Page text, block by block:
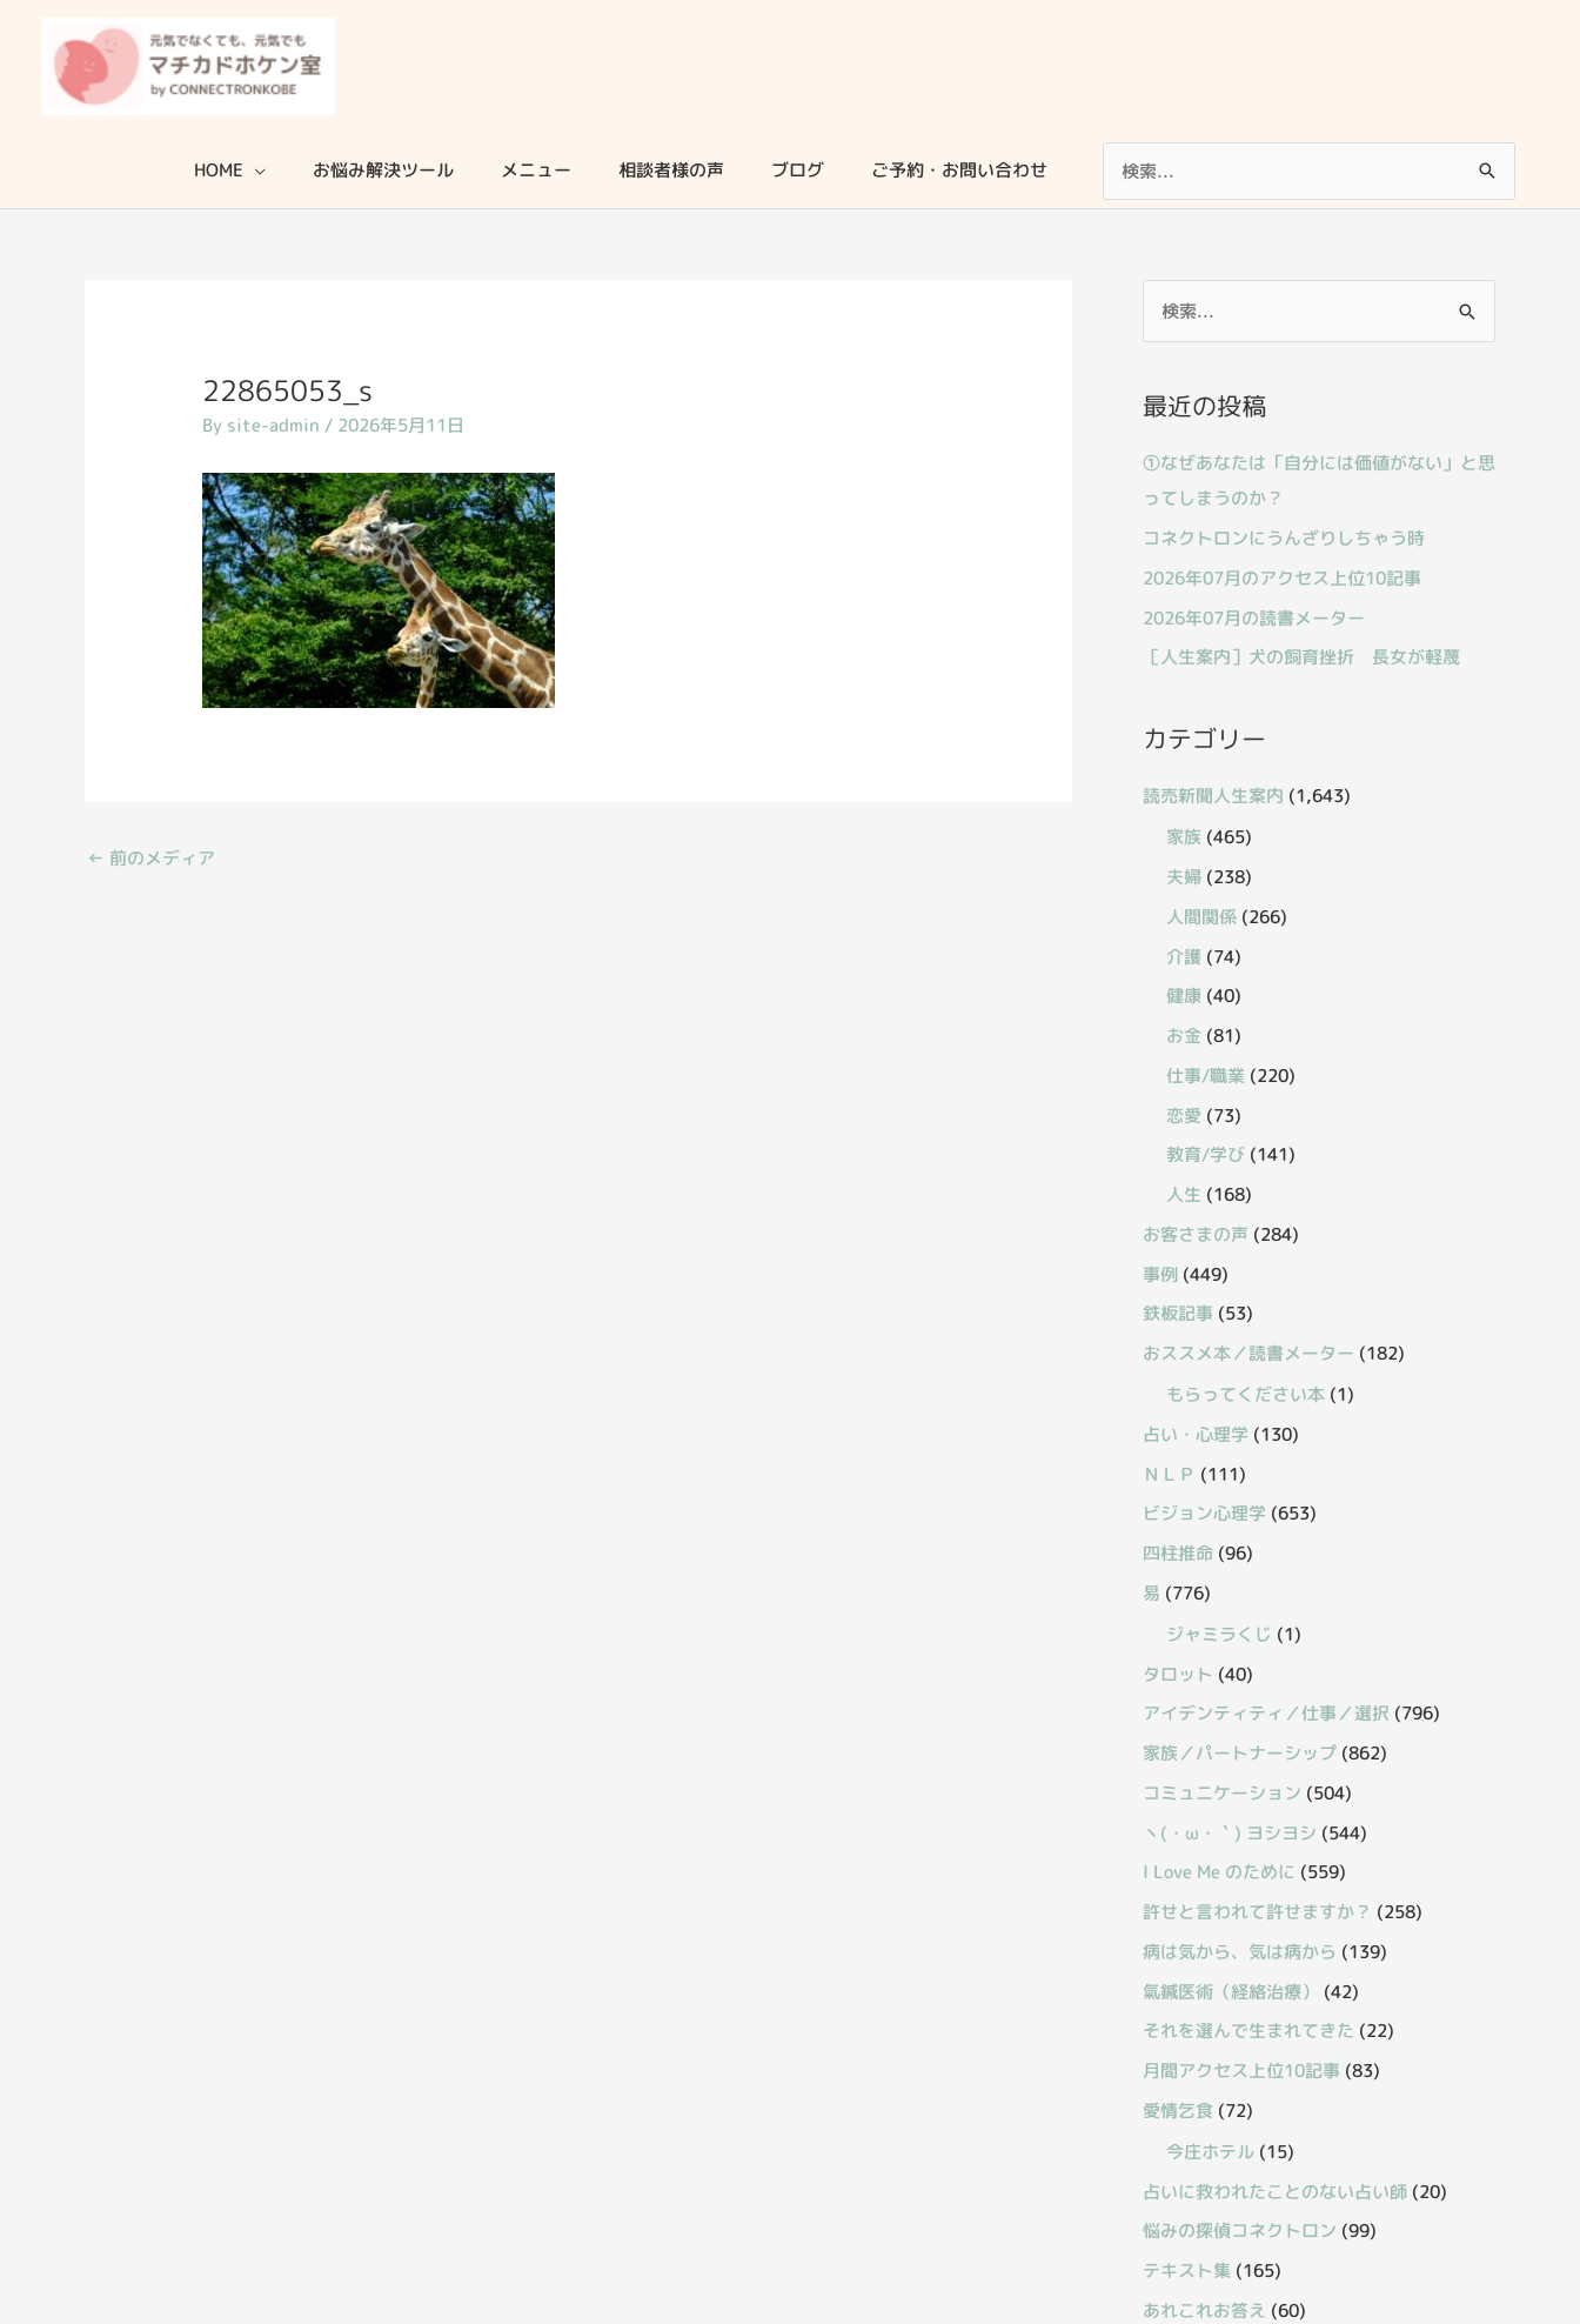
プ
HOME お悩み解決ツール メニュー 相談者様の声 ブログ ご予約・お問い合わせ
索
22865053_s
By site-admin / 2026年5月11日
← 前のメディア
索
象
:
最近の投稿
①なぜあなたは「自分には価値がない」と思
ってしまうのか？
コネクトロンにうんざりしちゃう時
2026年07月のアクセス上位10記事
2026年07月の読書メーター
［人生案内］犬の飼育挫折 長女が軽蔑
カテゴリー
読売新聞人生案内 (1,643)
家族 (465)
夫婦 (238)
人間関係 (266)
介護 (74)
健康 (40)
お金 (81)
仕事/職業 (220)
恋愛 (73)
教育/学び (141)
人生 (168)
お客さまの声 (284)
事例 (449)
鉄板記事 (53)
おススメ本／読書メーター (182)
もらってください本 (1)
占い・心理学 (130)
ＮＬＰ (111)
ビジョン心理学 (653)
四柱推命 (96)
易 (776)
ジャミラくじ (1)
タロット (40)
アイデンティティ／仕事／選択 (796)
家族／パートナーシップ (862)
コミュニケーション (504)
丶(・ω・｀) ヨシヨシ (544)
I Love Me のために (559)
許せと言われて許せますか？ (258)
病は気から、気は病から (139)
氣鍼医術（経絡治療）
(42)
それを選んで生まれてきた (22)
月間アクセス上位10記事 (83)
愛情乞食 (72)
今庄ホテル (15)
占いに救われたことのない占い師 (20)
悩みの探偵コネクトロン (99)
テキスト集 (165)
あれこれお答え (60)